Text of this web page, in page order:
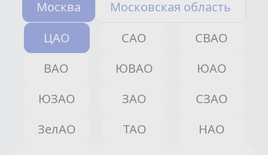
Москва
Московская область
ЦАО
САО
СВАО
ВАО
ЮВАО
ЮАО
ЮЗАО
ЗАО
СЗАО
ЗелАО
ТАО НАО